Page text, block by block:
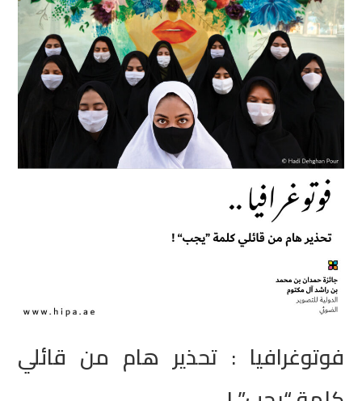
فوتوغرافيا : تحذير هام من قائلي